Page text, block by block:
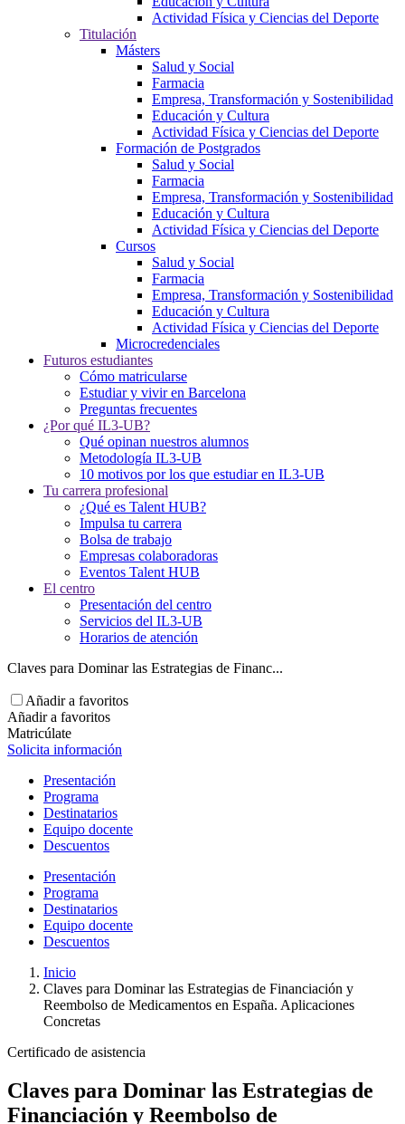
Actividad Física y Ciencias del Deporte
Titulación
Másters
Salud y Social
Farmacia
Empresa, Transformación y Sostenibilidad
Educación y Cultura
Actividad Física y Ciencias del Deporte
Formación de Postgrados
Salud y Social
Farmacia
Empresa, Transformación y Sostenibilidad
Educación y Cultura
Actividad Física y Ciencias del Deporte
Cursos
Salud y Social
Farmacia
Empresa, Transformación y Sostenibilidad
Educación y Cultura
Actividad Física y Ciencias del Deporte
Microcredenciales
Futuros estudiantes
Cómo matricularse
Estudiar y vivir en Barcelona
Preguntas frecuentes
¿Por qué IL3-UB?
Qué opinan nuestros alumnos
Metodología IL3-UB
10 motivos por los que estudiar en IL3-UB
Tu carrera profesional
¿Qué es Talent HUB?
Impulsa tu carrera
Bolsa de trabajo
Empresas colaboradoras
Eventos Talent HUB
El centro
Presentación del centro
Servicios del IL3-UB
Horarios de atención
Claves para Dominar las Estrategias de Financ...
Añadir a favoritos
Añadir a favoritos
Matricúlate
Solicita información
Presentación
Programa
Destinatarios
Equipo docente
Descuentos
Presentación
Programa
Destinatarios
Equipo docente
Descuentos
Inicio
Claves para Dominar las Estrategias de Financiación y
Reembolso de Medicamentos en España. Aplicaciones
Concretas
Certificado de asistencia
Claves para Dominar las Estrategias de
Financiación y Reembolso de